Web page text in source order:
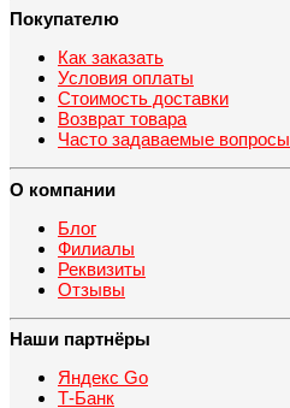
Покупателю
Как заказать
Условия оплаты
Стоимость доставки
Возврат товара
Часто задаваемые вопросы
О компании
Блог
Филиалы
Реквизиты
Отзывы
Наши партнёры
Яндекс Go
Т-Банк